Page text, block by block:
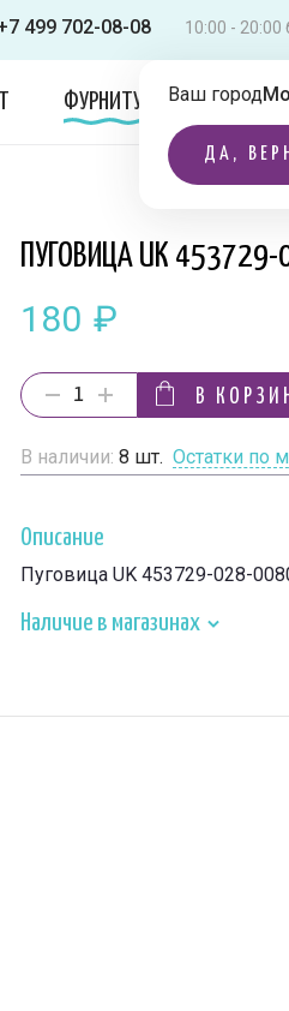
499 702-08-08 10:00 -
Ваш город
ДА,
ФУРНИТУРА ОДЕЖДА
ПУГОВИЦА UK
180 ₽
В
В наличии: 8 шт. Остатки по
Описание
Пуговица UK 453729-028-
Наличие в магазинах